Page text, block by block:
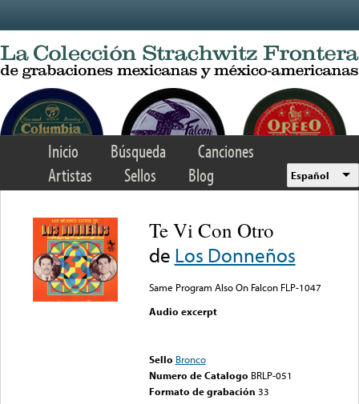
Inicio Búsqueda
Canciones
Artistas
Sellos Blog Español
Te Vi Con Otro
de Los Donneños
Same Program Also On Falcon FLP-1047
Audio excerpt
Sello Bronco
Numero de Catalogo BRLP-051
Formato de grabación 33